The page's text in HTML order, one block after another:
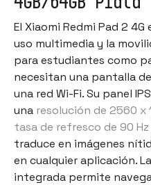
El Xiaomi Redmi Pad 2
uso multimedia y la
para estudiantes como
necesitan una pantalla
una red Wi-Fi. Su panel
una resolución de 2560 x
tasa de refresco de 90
traduce en imágenes
en cualquier aplicación. La
integrada permite